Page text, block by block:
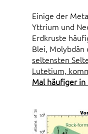
Einige der
Yttrium und
Erdkruste
Blei, Molybdän
seltensten
Lutetium,
Mal häufiger in